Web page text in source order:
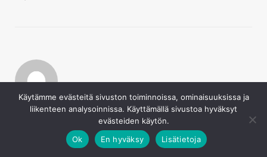
FlyingAntero
Sony H8324 XPERIA XZ2 COMPACT (BLACK), 578€ |
(400€). XZ1 Compactin hinta putosi 3kk:ssa alle
Käytämme evästeitä sivuston toiminnoissa, ominaisuuksissa ja
liikenteen analysoinnissa. Käyttämällä sivustoa hyväksyt
evästeiden käytön.
Ok
En hyväksy Lisätietoja